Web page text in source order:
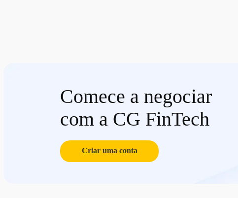
Comece a negociar
com a CG FinTech
Criar uma conta